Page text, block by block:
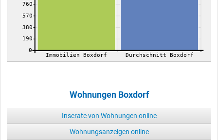
0
190
380
570
760
Immobilien Boxdorf Durchschnitt Boxdorf
Wohnungen Boxdorf
Inserate von Wohnungen online
Wohnungsanzeigen online